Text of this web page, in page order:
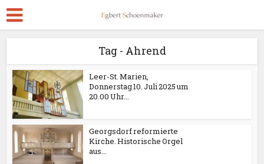
Tag - Ahrend
Leer-St. Marien,
Donnerstag 10. Juli 2025 um
20.00 Uhr...
Georgsdorf reformierte
Kirche. Historische Orgel
aus...